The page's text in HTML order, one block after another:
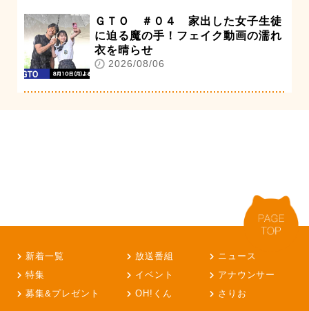
ＧＴＯ ＃０４ 家出した女子生徒
に迫る魔の手！フェイク動画の濡れ
衣を晴らせ
2026/08/06
新着一覧 放送番組
ニュース
特集
イベント
アナウンサー
募集&プレゼント
OH!くん さりお